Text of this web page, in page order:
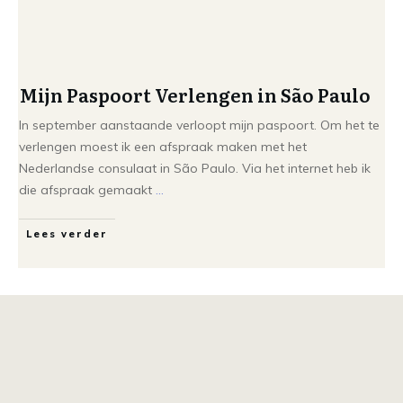
Mijn Paspoort Verlengen in São Paulo
In september aanstaande verloopt mijn paspoort. Om het te
verlengen moest ik een afspraak maken met het
Nederlandse consulaat in São Paulo. Via het internet heb ik
die afspraak gemaakt ...
Lees verder